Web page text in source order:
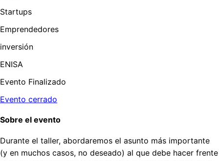
Startups
Emprendedores
inversión
ENISA
Evento Finalizado
Evento cerrado
Sobre el evento
Durante el taller, abordaremos el asunto más importante
(y en muchos casos, no deseado) al que debe hacer frente